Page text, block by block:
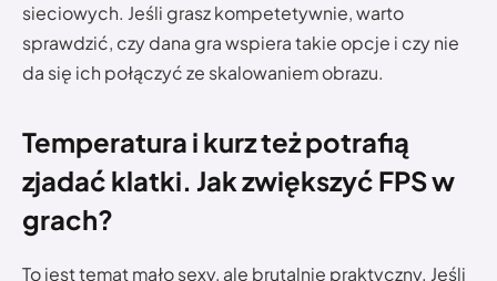
sieciowych. Jeśli grasz kompetetywnie, warto
sprawdzić, czy dana gra wspiera takie opcje i czy nie
da się ich połączyć ze skalowaniem obrazu.
Temperatura i kurz też potrafią
zjadać klatki. Jak zwiększyć FPS w
grach?
To jest temat mało sexy, ale brutalnie praktyczny. Jeśli